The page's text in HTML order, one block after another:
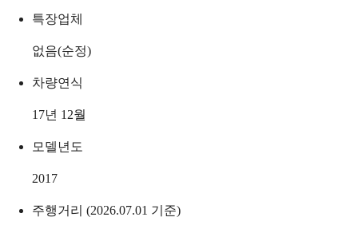
특장업체
없음(순정)
차량연식
17년 12월
모델년도
2017
주행거리 (2026.07.01 기준)